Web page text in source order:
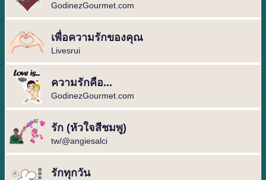
GodinezGourmet.com
เพื่อความรักของคุณ
Livesrui
ความรักคือ...
GodinezGourmet.com
รัก (หัวใจสีชมพู)
tw/@angiesalci
รักทุกวัน